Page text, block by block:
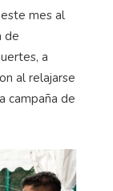
mes al
de
a
al relajarse
campaña de